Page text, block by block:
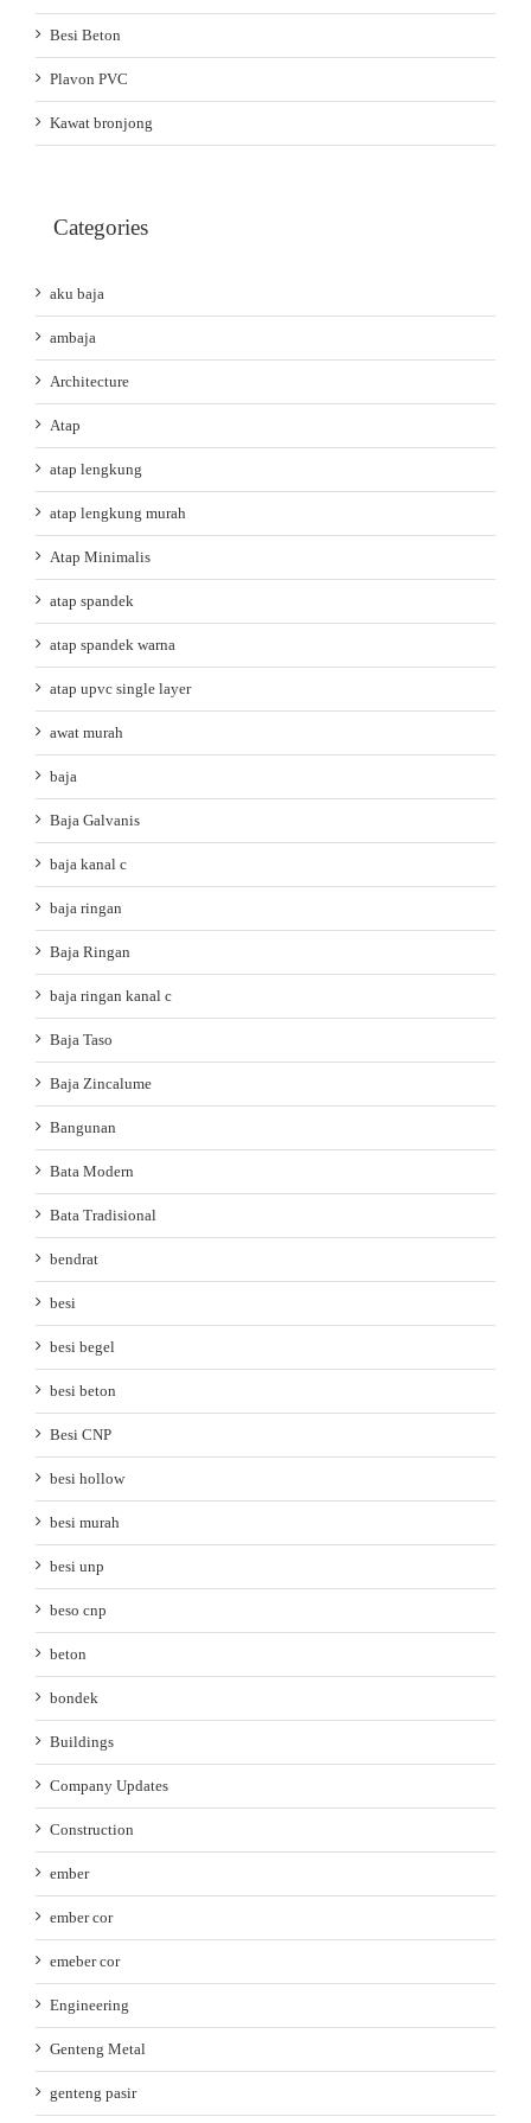
Besi Beton
Plavon PVC
Kawat bronjong
Categories
aku baja
ambaja
Architecture
Atap
atap lengkung
atap lengkung murah
Atap Minimalis
atap spandek
atap spandek warna
atap upvc single layer
awat murah
baja
Baja Galvanis
baja kanal c
baja ringan
Baja Ringan
baja ringan kanal c
Baja Taso
Baja Zincalume
Bangunan
Bata Modern
Bata Tradisional
bendrat
besi
besi begel
besi beton
Besi CNP
besi hollow
besi murah
besi unp
beso cnp
beton
bondek
Buildings
Company Updates
Construction
ember
ember cor
emeber cor
Engineering
Genteng Metal
genteng pasir